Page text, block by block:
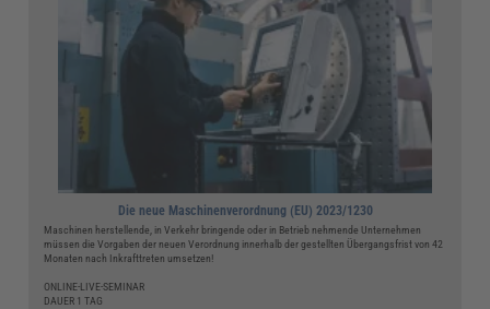
Die neue Maschinenverordnung (EU) 2023/1230
Maschinen herstellende, in Verkehr bringende oder in Betrieb nehmende Unternehmen
müssen die Vorgaben der neuen Verordnung innerhalb der gestellten Übergangsfrist von 42
Monaten nach Inkrafttreten umsetzen!
ONLINE-LIVE-SEMINAR
DAUER 1 TAG